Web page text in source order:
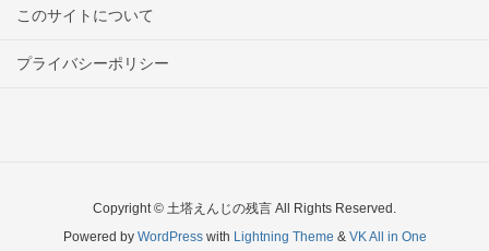
このサイトについて
プライバシーポリシー
Copyright © 土塔えんじの残言 All Rights Reserved.
Powered by WordPresswith Lightning Theme & VK All in One